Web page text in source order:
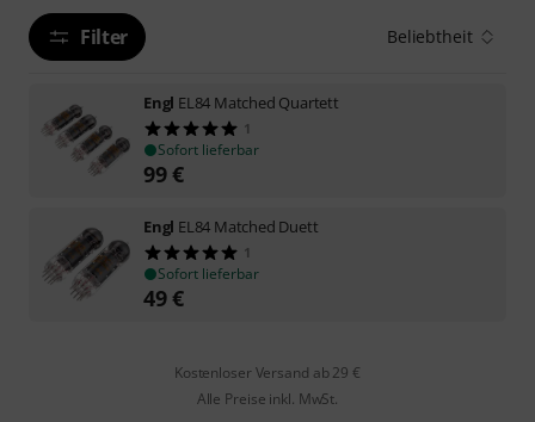
Filter Beliebtheit
Engl EL84 Matched Quartett
1
Sofort lieferbar
99€
Engl EL84 Matched Duett
1
Sofort lieferbar
49€
Kostenloser Versand ab 29 €
Alle Preise inkl. MwSt.